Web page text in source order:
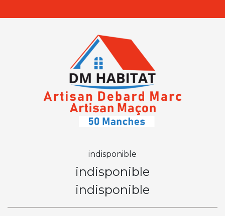
indisponible
indisponible
indisponible